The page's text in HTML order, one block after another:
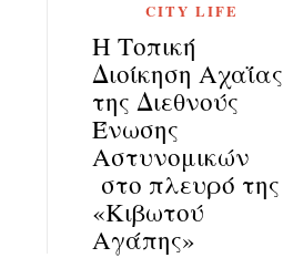
CITY LIFE
Η Τοπική
Διοίκηση Αχαΐας
της Διεθνούς
Ένωσης
Αστυνομικών
στο πλευρό της
«Κιβωτού
Αγάπης»